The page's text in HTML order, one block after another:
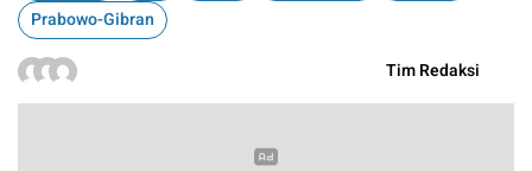
Prabowo-Gibran
Tim Redaksi